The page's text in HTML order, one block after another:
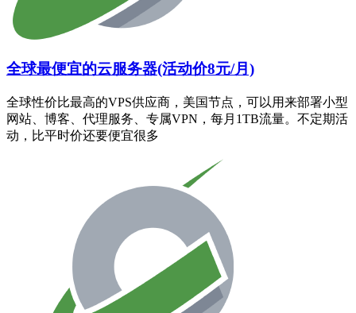
全球最便宜的云服务器(活动价8元/月)
全球性价比最高的VPS供应商，美国节点，可以用来部署小型
网站、博客、代理服务、专属VPN，每月1TB流量。不定期活
动，比平时价还要便宜很多